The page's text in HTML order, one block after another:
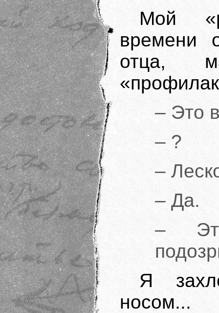
Мой
времени
отца,
– Это
– ?
–
– Да.
–
Я
носом...